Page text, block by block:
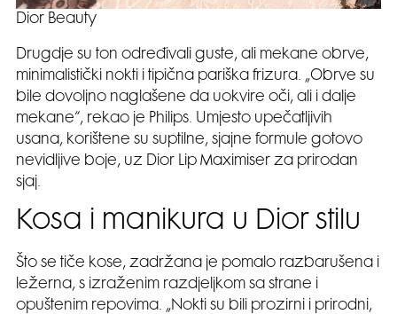
Dior Beauty
Drugdje su ton određivali guste, ali mekane obrve,
minimalistički nokti i tipična pariška frizura. „Obrve su
bile dovoljno naglašene da uokvire oči, ali i dalje
mekane“, rekao je Philips. Umjesto upečatljivih
usana, korištene su suptilne, sjajne formule gotovo
nevidljive boje, uz Dior Lip Maximiser za prirodan
sjaj.
Kosa i manikura u Dior stilu
Što se tiče kose, zadržana je pomalo razbarušena i
ležerna, s izraženim razdjeljkom sa strane i
opuštenim repovima. „Nokti su bili prozirni i prirodni,